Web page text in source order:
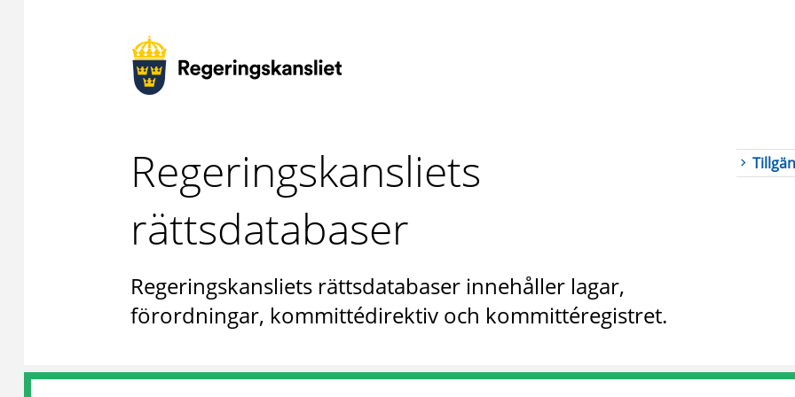
Regeringskansliets
rättsdatabaser
Regeringskansliets rättsdatabaser innehåller lagar,
förordningar, kommittédirektiv och kommittéregistret.